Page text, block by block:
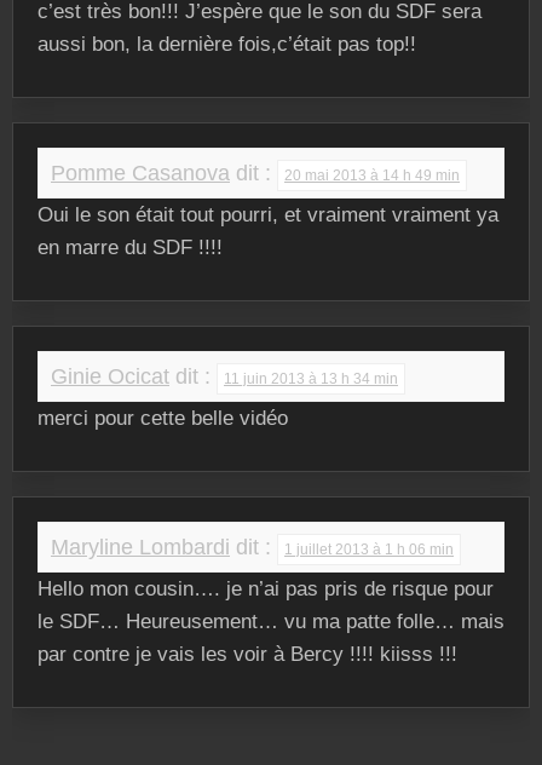
c’est très bon!!! J’espère que le son du SDF sera
aussi bon, la dernière fois,c’était pas top!!
Pomme Casanova dit : 20 mai 2013 à 14 h 49 min
Oui le son était tout pourri, et vraiment vraiment ya
en marre du SDF !!!!
Ginie Ocicat dit : 11 juin 2013 à 13 h 34 min
merci pour cette belle vidéo
Maryline Lombardi dit : 1 juillet 2013 à 1 h 06 min
Hello mon cousin…. je n’ai pas pris de risque pour
le SDF… Heureusement… vu ma patte folle… mais
par contre je vais les voir à Bercy !!!! kiisss !!!